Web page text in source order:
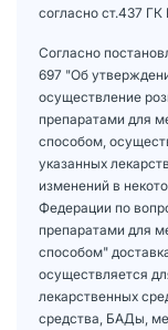
согласно ст.437 ГК
Согласно
697 "Об
осуществление
препаратами для
способом,
указанных
изменений в
Федерации по
препаратами для
способом"
осуществляется
лекарственных
средства, БАДы,